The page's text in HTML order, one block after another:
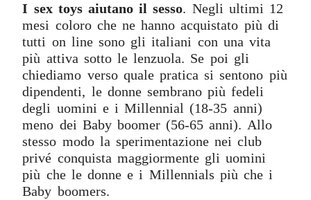
I sex toys aiutano il sesso. Negli ultimi 12
mesi coloro che ne hanno acquistato più di
tutti on line sono gli italiani con una vita
più attiva sotto le lenzuola. Se poi gli
chiediamo verso quale pratica si sentono più
dipendenti, le donne sembrano più fedeli
degli uomini e i Millennial (18-35 anni)
meno dei Baby boomer (56-65 anni). Allo
stesso modo la sperimentazione nei club
privé conquista maggiormente gli uomini
più che le donne e i Millennials più che i
Baby boomers.